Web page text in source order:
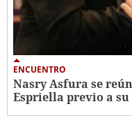
ENCUENTRO
Nasry Asfura se
Espriella previo a